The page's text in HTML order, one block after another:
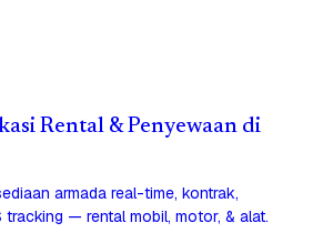
Rental & Penyewaan di
armada real-time, kontrak,
tracking — rental mobil, motor, & alat.